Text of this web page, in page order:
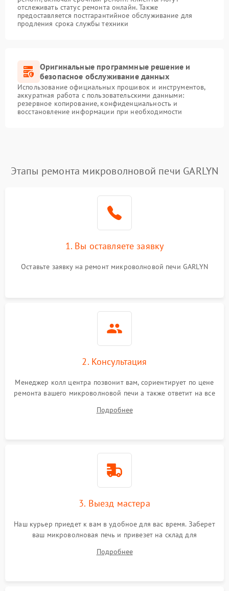
отслеживать статус ремонта онлайн. Также
предоставляется постгарантийное обслуживание для
продления срока службы техники
Оригинальные программные решение и
безопасное обслуживание данных
Использование официальных прошивок и инструментов,
аккуратная работа с пользовательскими данными:
резервное копирование, конфиденциальность и
восстановление информации при необходимости
Этапы ремонта микроволновой печи GARLYN
1. Вы оставляете заявку
Оставьте заявку на ремонт микроволновой печи GARLYN
2. Консультация
Менеджер колл центра позвонит вам, сориентирует по цене
ремонта вашего микроволновой печи а также ответит на все
Подробнее
3. Выезд мастера
Наш курьер приедет к вам в удобное для вас время. Заберет
ваш микроволновая печь и привезет на склад для
Подробнее